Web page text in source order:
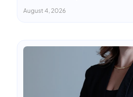
August 4, 2026